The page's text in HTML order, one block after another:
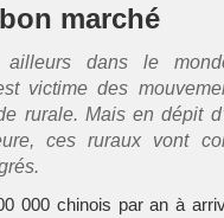
marché
ailleurs dans le
victime des
rurale. Mais en dépit
ces ruraux vont
000 chinois par an à